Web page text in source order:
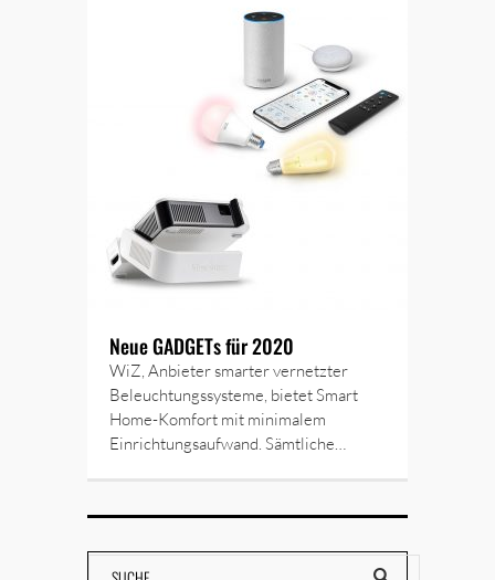
Neue GADGETs für 2020
WiZ, Anbieter smarter vernetzter
Beleuchtungssysteme, bietet Smart
Home-Komfort mit minimalem
Einrichtungsaufwand. Sämtliche…